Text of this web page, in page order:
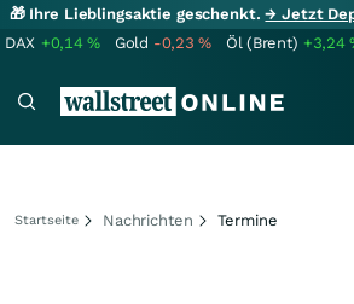
🎁 Ihre Lieblingsaktie geschenkt.→ Jetzt
DAX +0,14% Gold -0,23% Öl (Brent) +3,24
Startseite Nachrichten Termine